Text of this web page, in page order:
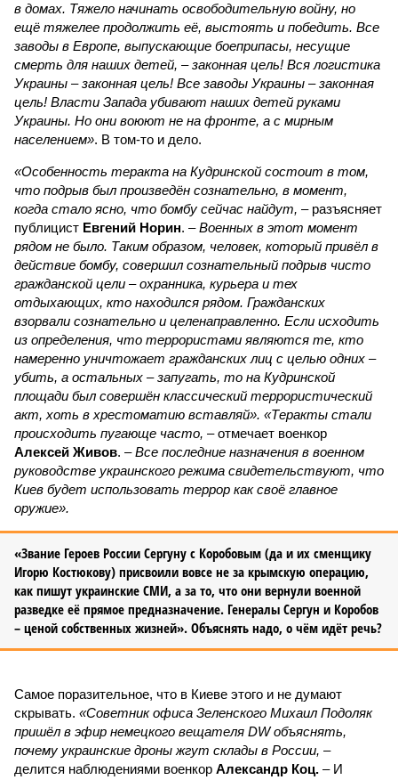
в домах. Тяжело начинать освободительную войну, но
ещё тяжелее продолжить её, выстоять и победить. Все
заводы в Европе, выпускающие боеприпасы, несущие
смерть для наших детей, – законная цель! Вся логистика
Украины – законная цель! Все заводы Украины – законная
цель! Власти Запада убивают наших детей руками
Украины. Но они воюют не на фронте, а с мирным
населением». В том-то и дело.
«Особенность теракта на Кудринской состоит в том,
что подрыв был произведён сознательно, в момент,
когда стало ясно, что бомбу сейчас найдут, – разъясняет
публицист Евгений Норин. –Военных в этот момент
рядом не было. Таким образом, человек, который привёл в
действие бомбу, совершил сознательный подрыв чисто
гражданской цели – охранника, курьера и тех
отдыхающих, кто находился рядом. Гражданских
взорвали сознательно и целенаправленно. Если исходить
из определения, что террористами являются те, кто
намеренно уничтожает гражданских лиц с целью одних –
убить, а остальных – запугать, то на Кудринской
площади был совершён классический террористический
акт, хоть в хрестоматию вставляй». «Теракты стали
происходить пугающе часто, – отмечает военкор
Алексей Живов. –Все последние назначения в военном
руководстве украинского режима свидетельствуют, что
Киев будет использовать террор как своё главное
оружие».
«Звание Героев России Сергуну с Коробовым (да и их сменщику
Игорю Костюкову) присвоили вовсе не за крымскую операцию,
как пишут украинские СМИ, а за то, что они вернули военной
разведке её прямое предназначение. Генералы Сергун и Коробов
– ценой собственных жизней». Объяснять надо, о чём идёт речь?
Самое поразительное, что в Киеве этого и не думают
скрывать. «Советник офиса Зеленского Михаил Подоляк
пришёл в эфир немецкого вещателя DW объяснять,
почему украинские дроны жгут склады в России, –
делится наблюдениями военкор Александр Коц. – И